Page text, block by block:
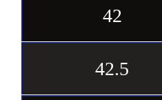
42
42.5